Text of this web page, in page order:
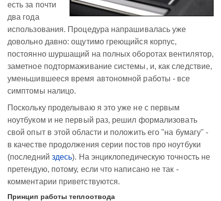
есть за почти
два года
использования. Процедура напрашивалась уже
довольно давно: ощутимо греющийся корпус,
постоянно шуршащий на полных оборотах вентилятор,
заметное подтормаживание системы, и, как следствие,
уменьшившееся время автономной работы - все
симптомы налицо.
Поскольку проделываю я это уже не с первым
ноутбуком и не первый раз, решил формализовать
свой опыт в этой области и положить его "на бумагу" -
в качестве продолжения серии постов про ноутбуки
(последний здесь). На энциклопедическую точность не
претендую, потому, если что написано не так -
комментарии приветствуются.
Принцип работы теплоотвода